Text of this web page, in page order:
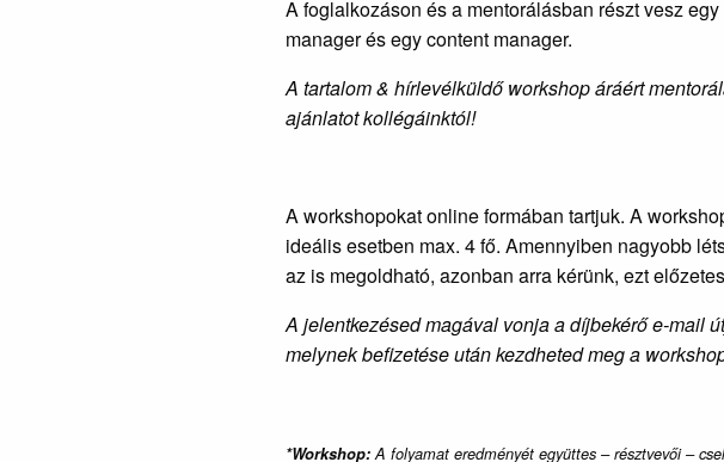
A foglalkozáson és a mentorálásban részt vesz
manager és egy content manager.
A tartalom & hírlevélküldő workshop áráért
ajánlatot kollégáinktól!
A workshopokat online formában tartjuk. A
ideális esetben max. 4 fő. Amennyiben nagyobb
az is megoldható, azonban arra kérünk, ezt
A jelentkezésed magával vonja a díjbekérő e-mail
melynek befizetése után kezdheted meg a
*Workshop:A folyamat eredményét együttes – résztvevői –